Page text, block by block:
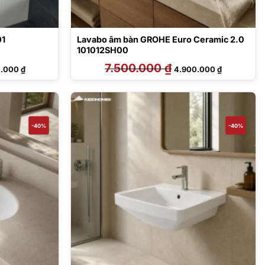
₫Giá
hiện
tại
6.270.000 ₫.
Lavabo âm bàn GROHE Euro Ceramic 2.0
101012SH00
7.500.000₫ Giá
gốc
là:
4.900.000₫Giá
hiện
tại
4.900.000
-40% -40%